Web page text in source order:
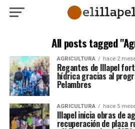
All posts tagged
AGRICULTURA hace 2
Regantes de Illapel
hídrica gracias al
Pelambres
AGRICULTURA hace 5
Illapel inicia obras de
recuperación de plaza